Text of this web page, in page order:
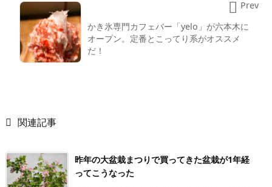
かき氷専門カフェバー「yelo」が六本木に
オープン。定番とこってり系がオススメ
だ！
 Prev
 関連記事
昨年の大盆栽まつりで買ってきた盆栽が1年経
ってこうなった